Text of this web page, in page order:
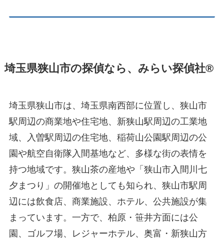
埼玉県狭山市の探偵なら、みらい探偵社®︎
埼玉県狭山市は、埼玉県南西部に位置し、狭山市
駅周辺の商業地や住宅地、新狭山駅周辺の工業地
域、入曽駅周辺の住宅地、稲荷山公園駅周辺の公
園や航空自衛隊入間基地など、多様な街の表情を
持つ地域です。狭山茶の産地や「狭山市入間川七
夕まつり」の開催地としても知られ、狭山市駅周
辺には飲食店、商業施設、ホテル、公共施設が集
まっています。一方で、柏原・笹井方面には公
園、ゴルフ場、レジャーホテル、奥富・新狭山方